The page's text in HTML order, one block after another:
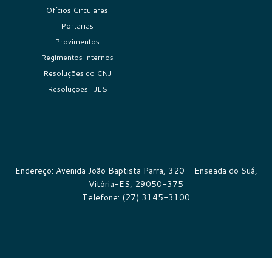
Ofícios Circulares
Portarias
Provimentos
Regimentos Internos
Resoluções do CNJ
Resoluções TJES
Endereço: Avenida João Baptista Parra, 320 - Enseada do Suá,
Vitória-ES, 29050-375
Telefone: (27) 3145-3100